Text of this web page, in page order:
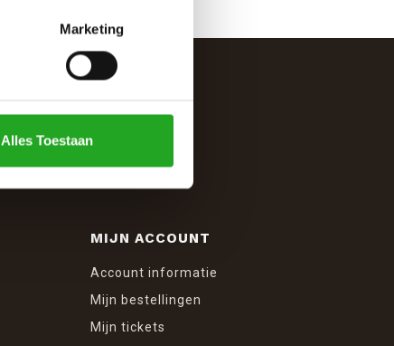
Marketing
Alles Toestaan
MIJN ACCOUNT
Account informatie
Mijn bestellingen
Mijn tickets